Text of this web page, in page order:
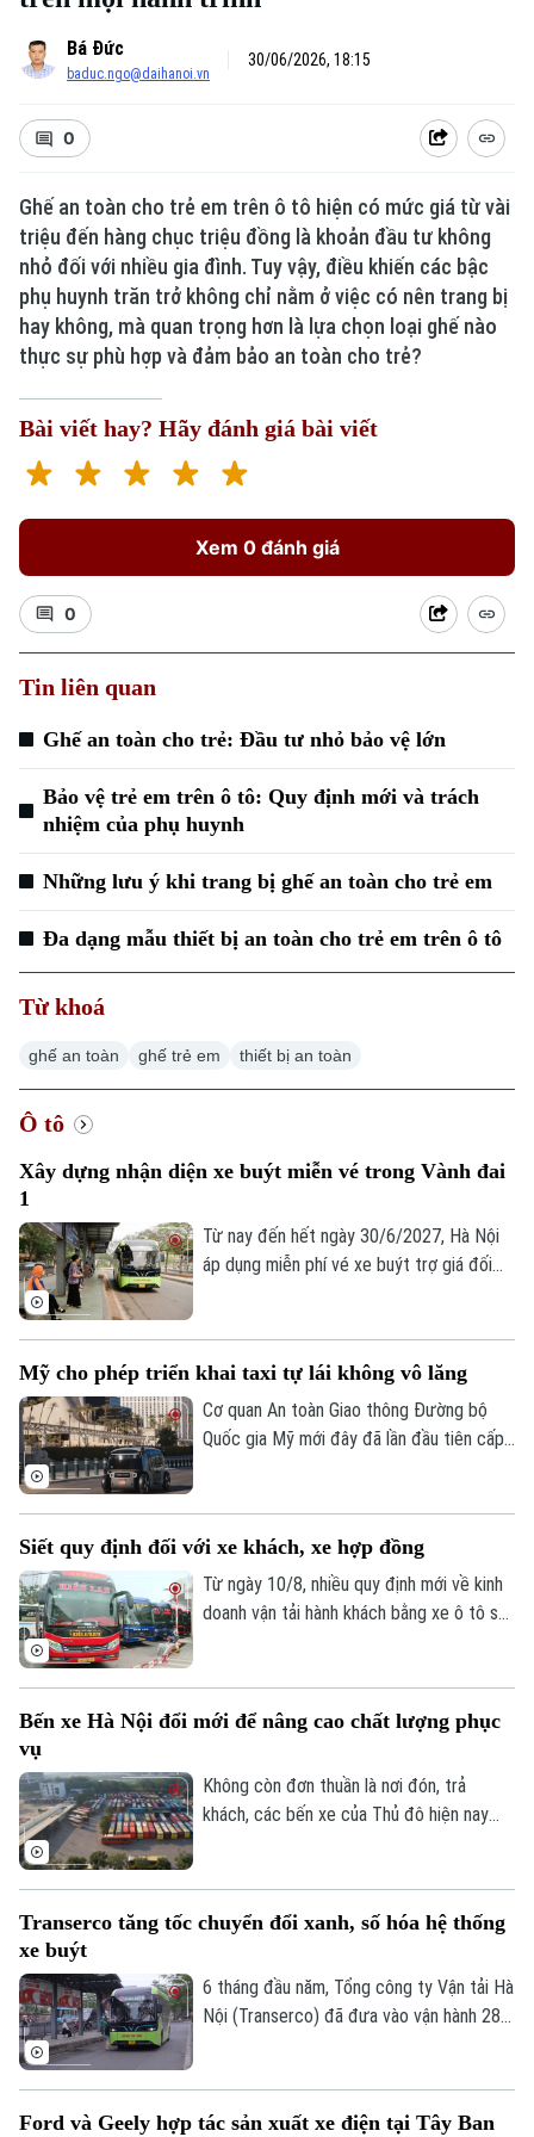
Chuyên mục
Thời sự
Hà Nội
Chính trị
Xã hội
Hà Nội
Nhịp sống Hà Nội
Người Hà Nội
Bá Đức
baduc.ngo@daihanoi.vn
30/06/2026, 18:15
0
Ghế an toàn cho trẻ em trên ô tô hiện có mức giá từ vài
triệu đến hàng chục triệu đồng là khoản đầu tư không
nhỏ đối với nhiều gia đình. Tuy vậy, điều khiến các bậc
phụ huynh trăn trở không chỉ nằm ở việc có nên trang bị
hay không, mà quan trọng hơn là lựa chọn loại ghế nào
thực sự phù hợp và đảm bảo an toàn cho trẻ?
Bài viết hay? Hãy đánh giá bài viết
Xem 0 đánh giá
0
Tin liên quan
Ghế an toàn cho trẻ: Đầu tư nhỏ bảo vệ lớn
Bảo vệ trẻ em trên ô tô: Quy định mới và trách
nhiệm của phụ huynh
Những lưu ý khi trang bị ghế an toàn cho trẻ em
Đa dạng mẫu thiết bị an toàn cho trẻ em trên ô tô
Từ khoá
ghế an toàn ghế trẻ em thiết bị an toàn
Ô tô
Xây dựng nhận diện xe buýt miễn vé trong Vành đai
1
Từ nay đến hết ngày 30/6/2027, Hà Nội
áp dụng miễn phí vé xe buýt trợ giá đối
tiện giao thông công cộng. Để triển khai
hiệu quả, Thành phố yêu cầu cần xây dựng
nhận diện với các tuyến xe buýt này.
Mỹ cho phép triển khai taxi tự lái không vô lăng
Cơ quan An toàn Giao thông Đường bộ
Quốc gia Mỹ mới đây đã lần đầu tiên cấp
lăng và các thiết bị điều khiển truyền
thống, đánh dấu bước đột phá lớn đối với
ngành công nghiệp xe tự hành tại Mỹ.
Siết quy định đối với xe khách, xe hợp đồng
Từ ngày 10/8, nhiều quy định mới về kinh
doanh vận tải hành khách bằng xe ô tô sẽ
Bến xe Hà Nội đổi mới để nâng cao chất lượng phục
vụ
Không còn đơn thuần là nơi đón, trả
khách, các bến xe của Thủ đô hiện nay
Nội an toàn, văn minh và thân thiện với
Transerco tăng tốc chuyển đổi xanh, số hóa hệ thống
xe buýt
6 tháng đầu năm, Tổng công ty Vận tải Hà
Nội (Transerco) đã đưa vào vận hành 281
cỡ lớn theo các hợp đồng thầu mới.
Ford và Geely hợp tác sản xuất xe điện tại Tây Ban